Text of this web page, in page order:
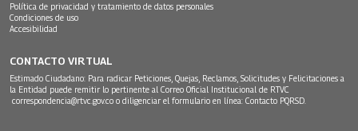
Política de privacidad y tratamiento de datos personales
Condiciones de uso
Accesibilidad
CONTACTO VIRTUAL
Estimado Ciudadano: Para radicar Peticiones, Quejas, Reclamos, Solicitudes y Felicitaciones a
la Entidad puede remitir lo pertinente al Correo Oficial Institucional de RTVC
correspondencia@rtvc.gov.co o diligenciar el formulario en línea: Contacto PQRSD.